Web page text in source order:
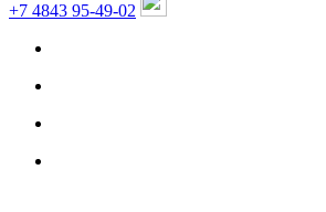
+7 4843 95-49-02